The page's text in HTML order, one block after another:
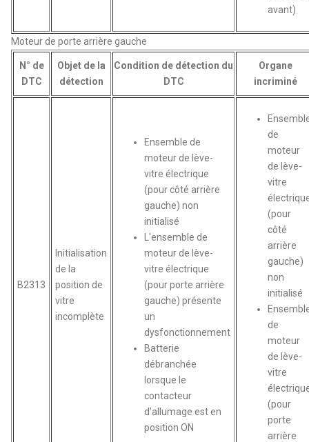
avant)
Moteur de porte arrière gauche
N° de
DTC
Objet de la
détection
Condition de détection du
DTC
Organe
incriminé
B2313
Initialisation
de la
position de
vitre
incomplète
Ensemble de
moteur de lève-
vitre électrique
(pour côté arrière
gauche) non
initialisé
L'ensemble de
moteur de lève-
vitre électrique
(pour porte arrière
gauche) présente
un
dysfonctionnement
Batterie
débranchée
lorsque le
contacteur
d'allumage est en
position ON
de
moteur
de lève-
vitre
(pour
côté
arrière
gauche)
non
initialisé
de
moteur
de lève-
vitre
(pour
porte
arrière